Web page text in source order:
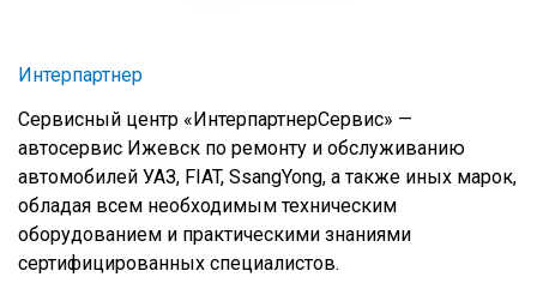
Интерпартнер
Сервисный центр «ИнтерпартнерСервис» —
автосервис Ижевск по ремонту и обслуживанию
автомобилей УАЗ, FIAT, SsangYong, а также иных марок,
обладая всем необходимым техническим
оборудованием и практическими знаниями
сертифицированных специалистов.